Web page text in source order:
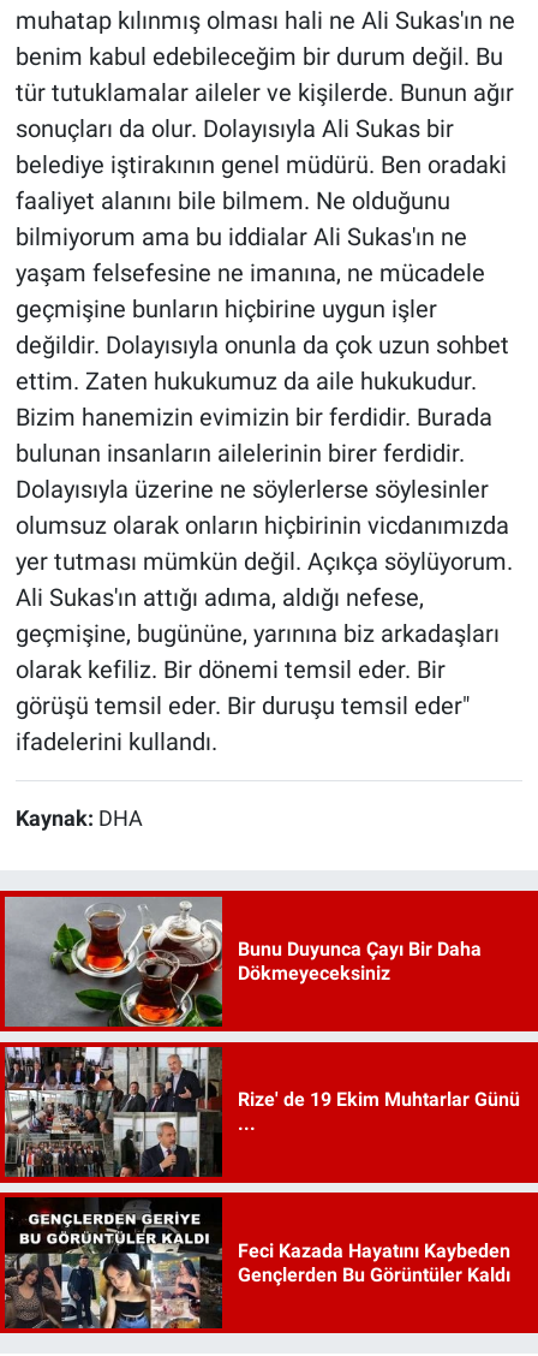
muhatap kılınmış olması hali ne Ali Sukas'ın ne
benim kabul edebileceğim bir durum değil. Bu
tür tutuklamalar aileler ve kişilerde. Bunun ağır
sonuçları da olur. Dolayısıyla Ali Sukas bir
belediye iştirakının genel müdürü. Ben oradaki
faaliyet alanını bile bilmem. Ne olduğunu
bilmiyorum ama bu iddialar Ali Sukas'ın ne
yaşam felsefesine ne imanına, ne mücadele
geçmişine bunların hiçbirine uygun işler
değildir. Dolayısıyla onunla da çok uzun sohbet
ettim. Zaten hukukumuz da aile hukukudur.
Bizim hanemizin evimizin bir ferdidir. Burada
bulunan insanların ailelerinin birer ferdidir.
Dolayısıyla üzerine ne söylerlerse söylesinler
olumsuz olarak onların hiçbirinin vicdanımızda
yer tutması mümkün değil. Açıkça söylüyorum.
Ali Sukas'ın attığı adıma, aldığı nefese,
geçmişine, bugününe, yarınına biz arkadaşları
olarak kefiliz. Bir dönemi temsil eder. Bir
görüşü temsil eder. Bir duruşu temsil eder"
ifadelerini kullandı.
Kaynak: DHA
Bunu Duyunca Çayı Bir Daha
Dökmeyeceksiniz
Rize' de 19 Ekim Muhtarlar Günü
...
Feci Kazada Hayatını Kaybeden
Gençlerden Bu Görüntüler Kaldı